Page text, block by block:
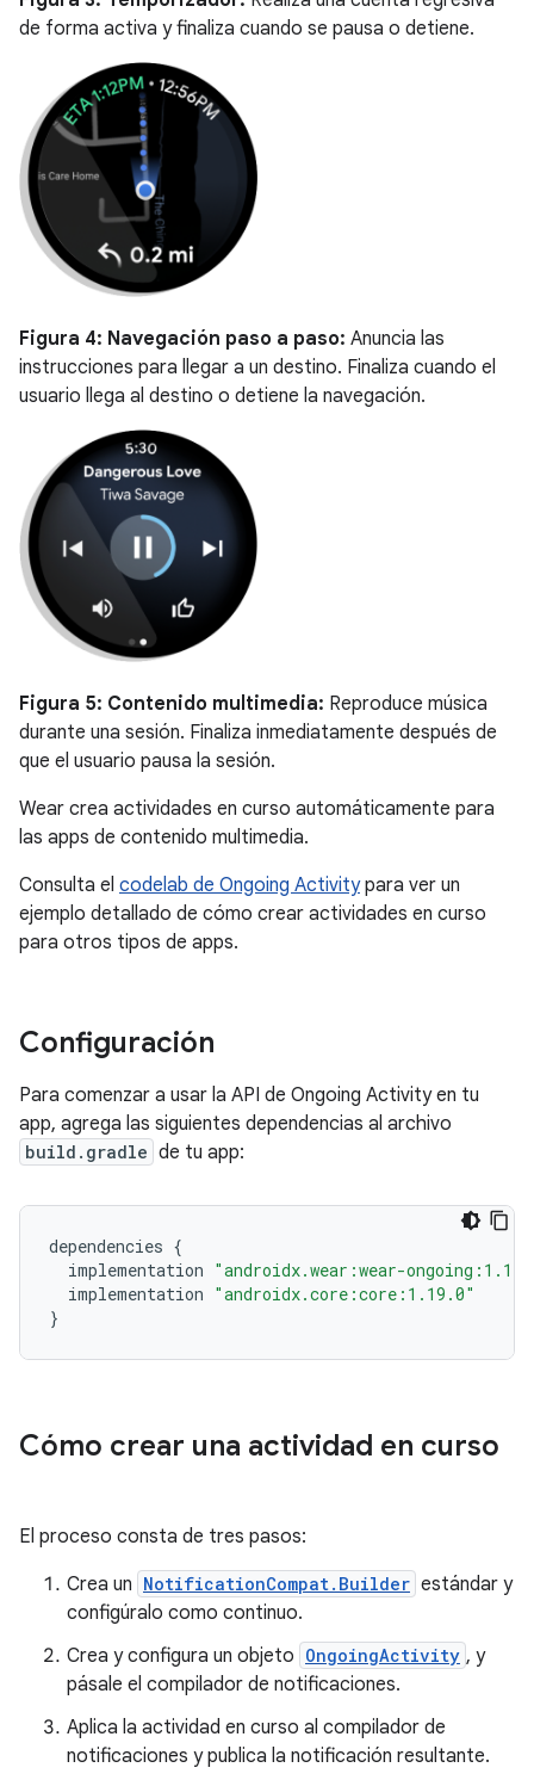
de forma activa y finaliza cuando se pausa o detiene.
Figura 4: Navegación paso a paso: Anuncia las
instrucciones para llegar a un destino. Finaliza cuando el
usuario llega al destino o detiene la navegación.
Figura 5: Contenido multimedia: Reproduce música
durante una sesión. Finaliza inmediatamente después de
que el usuario pausa la sesión.
Wear crea actividades en curso automáticamente para
las apps de contenido multimedia.
Consulta el codelab de Ongoing Activitypara ver un
ejemplo detallado de cómo crear actividades en curso
para otros tipos de apps.
Configuración
Para comenzar a usar la API de Ongoing Activity en tu
app, agrega las siguientes dependencias al archivo
build.gradle de tu app:
dependencies {
implementation "androidx.wear:wear-
implementation "androidx.core:core:1.19.0"
}
Cómo crear una actividad en curso
El proceso consta de tres pasos:
Crea un NotificationCompat.Builder estándar y
configúralo como continuo.
Crea y configura un objeto OngoingActivity , y
pásale el compilador de notificaciones.
Aplica la actividad en curso al compilador de
notificaciones y publica la notificación resultante.